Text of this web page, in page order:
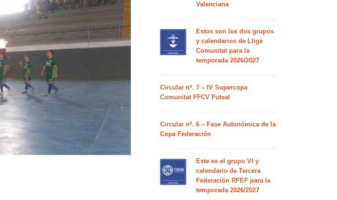
Valenciana
Estos son los dos grupos
y calendarios de Lliga
Comunitat para la
temporada 2026/2027
Circular nº. 7 – IV Supercopa
Comunitat FFCV Futsal
Circular nº. 6 – Fase Autonómica de la
Copa Federación
Este es el grupo VI y
calendario de Tercera
Federación RFEF para la
temporada 2026/2027